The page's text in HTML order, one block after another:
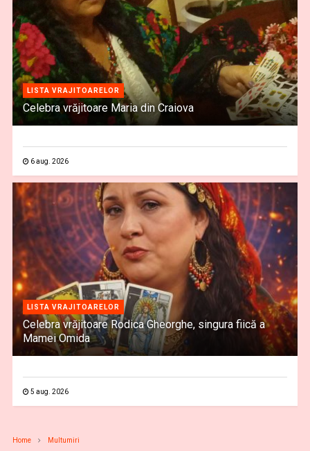
LISTA VRAJITOARELOR
Celebra vrăjitoare Maria din Craiova
6 aug. 2026
LISTA VRAJITOARELOR
Celebra vrăjitoare Rodica Gheorghe, singura fiică a
Mamei Omida
5 aug. 2026
Home Multumiri